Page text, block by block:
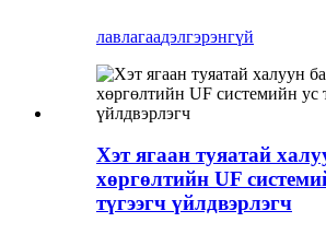
лавлагаадэлгэрэнгүй
Хэт ягаан туяатай
хөргөлтийн UF
түгээгч үйлдвэрлэгч